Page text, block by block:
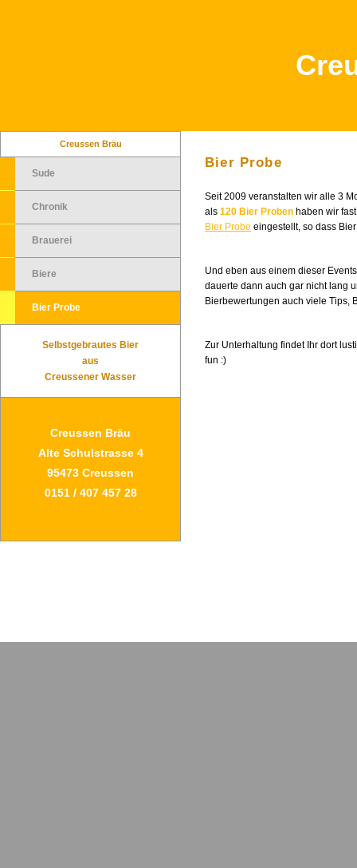
Bier Probe
Seit 2009 veranstalten wir alle 3
als 120 Bier Proben haben wir
Bier Probe eingestellt, so dass
Und eben aus einem dieser
dauerte dann auch gar nicht lang
Bierbewertungen auch viele Tips,
Zur Unterhaltung findet Ihr dort
fun :)
Creussen Bräu
Sude
Chronik
Brauerei
Biere
Bier Probe
Selbstgebrautes Bier
aus
Creussener Wasser
Creussen Bräu
Alte Schulstrasse 4
95473 Creussen
0151 / 407 457 28